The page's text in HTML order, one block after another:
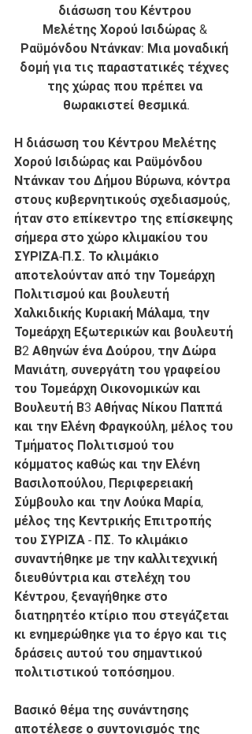
διάσωση του Κέντρου
Μελέτης Χορού Ισιδώρας &
Ραϋμόνδου Ντάνκαν: Μια μοναδική
δομή για τις παραστατικές τέχνες
της χώρας που πρέπει να
θωρακιστεί θεσμικά.
Η διάσωση του Κέντρου Μελέτης
Χορού Ισιδώρας και Ραϋμόνδου
Ντάνκαν του Δήμου Βύρωνα, κόντρα
στους κυβερνητικούς σχεδιασμούς,
ήταν στο επίκεντρο της επίσκεψης
σήμερα στο χώρο κλιμακίου του
ΣΥΡΙΖΑ-Π.Σ. Το κλιμάκιο
αποτελούνταν από την Τομεάρχη
Πολιτισμού και βουλευτή
Χαλκιδικής Κυριακή Μάλαμα, την
Τομεάρχη Εξωτερικών και βουλευτή
Β2 Αθηνών ένα Δούρου, την Δώρα
Μανιάτη, συνεργάτη του γραφείου
του Τομεάρχη Οικονομικών και
Βουλευτή Β3 Αθήνας Νίκου Παππά
και την Ελένη Φραγκούλη, μέλος του
Τμήματος Πολιτισμού του
κόμματος καθώς και την Ελένη
Βασιλοπούλου, Περιφερειακή
Σύμβουλο και την Λούκα Μαρία,
μέλος της Κεντρικής Επιτροπής
του ΣΥΡΙΖΑ - ΠΣ. Το κλιμάκιο
συναντήθηκε με την καλλιτεχνική
διευθύντρια και στελέχη του
Κέντρου, ξεναγήθηκε στο
διατηρητέο κτίριο που στεγάζεται
κι ενημερώθηκε για το έργο και τις
δράσεις αυτού του σημαντικού
πολιτιστικού τοπόσημου.
Βασικό θέμα της συνάντησης
αποτέλεσε ο συντονισμός της